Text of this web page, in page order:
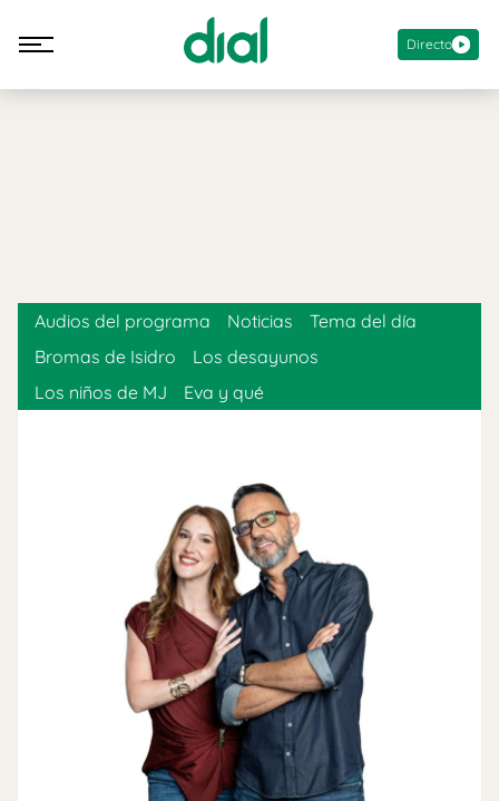
Directo
Audios del programa Noticias
Tema del día
Bromas de Isidro
Los desayunos
Los niños de MJ
Eva y qué